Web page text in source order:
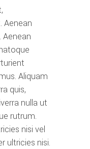
Aenean
Aliquam
quis,
nulla ut
rutrum.
nisi vel
ultricies nisi.